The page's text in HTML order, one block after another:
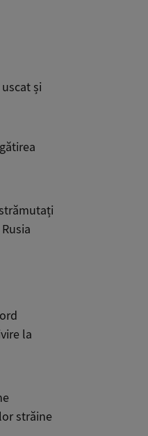
și
la
străine